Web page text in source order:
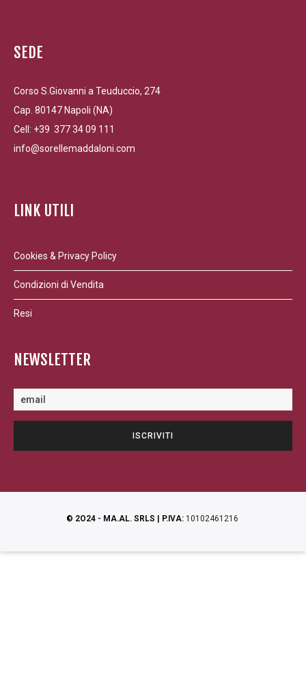
SEDE
Corso S.Giovanni a Teuduccio, 274
Cap. 80147 Napoli (NA)
Cell: +39 377 34 09 111
info@sorellemaddaloni.com
LINK UTILI
Cookies & Privacy Policy
Condizioni di Vendita
Resi
NEWSLETTER
© 2O24 - MA.AL. SRLS | P.IVA: 10102461216